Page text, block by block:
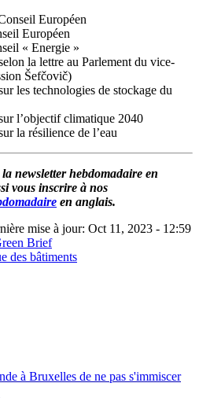
Européen
Européen
« Energie »
la lettre au Parlement du vice-
Šefčovič)
les technologies de stockage du
l’objectif climatique 2040
la résilience de l’eau
newsletter hebdomadaire en
vous inscrire à nos
en anglais.
mise à jour: Oct 11, 2023 - 12:59
Brief
des bâtiments
à Bruxelles de ne pas s'immiscer